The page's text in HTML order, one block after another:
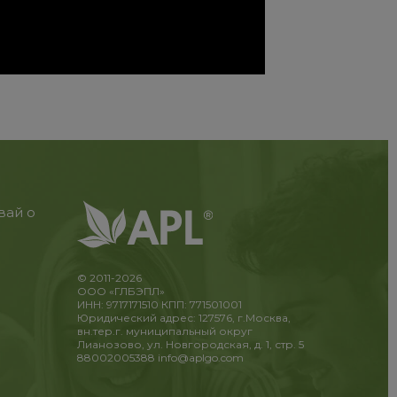
о
© 2011-2026
ООО «ГЛБЭПЛ»
ИНН: 9717171510 КПП: 771501001
Юридический адрес: 127576, г.Москва,
вн.тер.г. муниципальный округ
Лианозово, ул. Новгородская, д. 1, стр. 5
88002005388 info@aplgo.com